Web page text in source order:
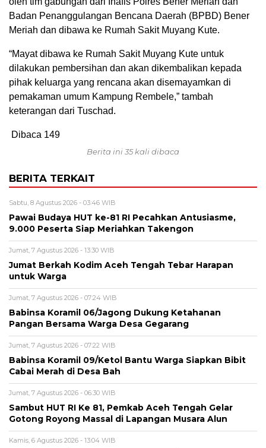
Badan Penanggulangan Bencana Daerah (BPBD) Bener
Meriah dan dibawa ke Rumah Sakit Muyang Kute.
“Mayat dibawa ke Rumah Sakit Muyang Kute untuk
dilakukan pembersihan dan akan dikembalikan kepada
pihak keluarga yang rencana akan disemayamkan di
pemakaman umum Kampung Rembele,” tambah
keterangan dari Tuschad.
Dibaca 149
Berita ini 35 kali dibaca
BERITA TERKAIT
Sabtu, 8 Agustus 2026 - 03:46 WIB
Pawai Budaya HUT ke-81 RI Pecahkan Antusiasme,
9.000 Peserta Siap Meriahkan Takengon
Jumat, 7 Agustus 2026 - 13:30 WIB
Jumat Berkah Kodim Aceh Tengah Tebar Harapan
untuk Warga
Jumat, 7 Agustus 2026 - 07:24 WIB
‎Babinsa Koramil 06/Jagong Dukung Ketahanan
Pangan Bersama Warga Desa Gegarang
Jumat, 7 Agustus 2026 - 07:22 WIB
‎Babinsa Koramil 09/Ketol Bantu Warga Siapkan Bibit
Cabai Merah di Desa Bah
Jumat, 7 Agustus 2026 - 06:30 WIB
Sambut HUT RI Ke 81, Pemkab Aceh Tengah Gelar
Gotong Royong Massal di Lapangan Musara Alun
Kamis, 6 Agustus 2026 - 13:04 WIB